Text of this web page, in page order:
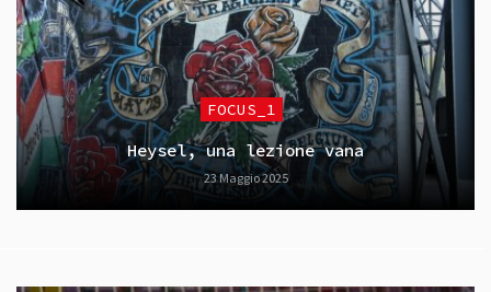
FOCUS_1
Heysel, una lezione vana
23 Maggio 2025